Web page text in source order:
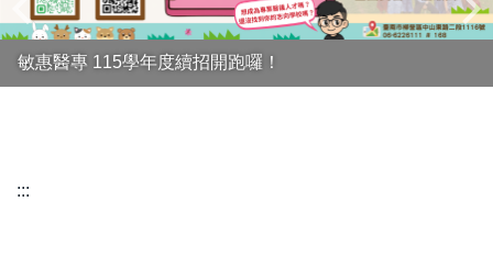
敏惠醫專 115學年度續招開跑囉！
:::